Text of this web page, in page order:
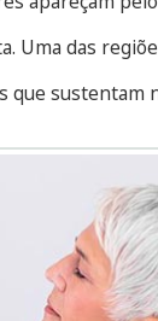
Uma das
sustentam